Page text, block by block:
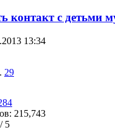
контакт с детьми
13:34
29
215,743
5